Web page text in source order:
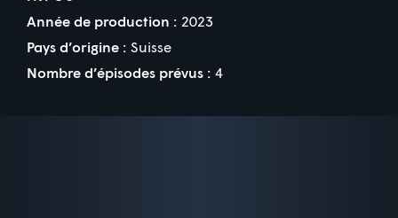
Année de production : 2023
Pays d’origine : Suisse
Nombre d’épisodes prévus : 4